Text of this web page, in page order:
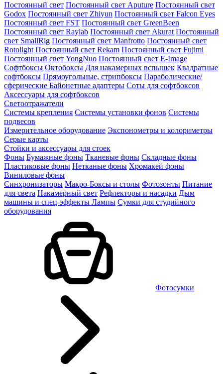
Постоянный свет Постоянный свет Aputure Постоянный свет
Godox Постоянный свет Zhiyun Постоянный свет Falcon Eyes
Постоянный свет FST Постоянный свет GreenBeen
Постоянный свет Raylab Постоянный свет Akurat Постоянный
свет SmallRig Постоянный свет Manfrotto Постоянный свет
Rotolight Постоянный свет Rekam Постоянный свет Fujimi
Постоянный свет YongNuo Постоянный свет E-Image
Софтбоксы Октобоксы Для накамерных вспышек Квадратные
софтбоксы Прямоугольные, стрипбоксы Параболические/
сферические Байонетныe адаптеры Соты для софтбоксов
Аксессуары для софтбоксов
Светоотражатели
Системы крепления Системы установки фонов Системы
подвесов
Измерительное оборудование Экспонометры и колориметры
Серые карты
Стойки и аксессуары для стоек
Фоны Бумажные фоны Тканевые фоны Складные фоны
Пластиковые фоны Нетканые фоны Хромакей фоны
Виниловые фоны
Синхронизаторы Макро-Боксы и столы Фотозонты Питание
для света Накамерный свет Рефлекторы и насадки Дым
машины и спец-эффекты Лампы Сумки для студийного
оборудования
Фотосумки